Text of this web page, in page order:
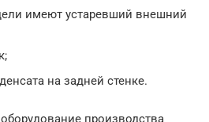
имеют устаревший внешний
на задней стенке.
производства